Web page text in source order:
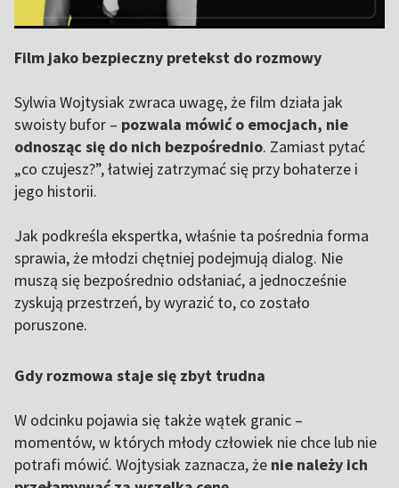
Film jako bezpieczny pretekst do rozmowy
Sylwia Wojtysiak zwraca uwagę, że film działa jak
swoisty bufor – pozwala mówić o emocjach, nie
odnosząc się do nich bezpośrednio. Zamiast pytać
„co czujesz?”, łatwiej zatrzymać się przy bohaterze i
jego historii.
Jak podkreśla ekspertka, właśnie ta pośrednia forma
sprawia, że młodzi chętniej podejmują dialog. Nie
muszą się bezpośrednio odsłaniać, a jednocześnie
zyskują przestrzeń, by wyrazić to, co zostało
poruszone.
Gdy rozmowa staje się zbyt trudna
W odcinku pojawia się także wątek granic –
momentów, w których młody człowiek nie chce lub nie
potrafi mówić. Wojtysiak zaznacza, że nie należy ich